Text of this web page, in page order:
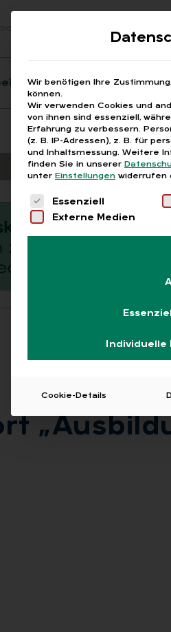
Fragen
Wir benötigen Ihre
können.
Wir verwenden Cookies und
von ihnen sind essenziell,
Erfahrung zu verbessern.
(z. B. IP-Adressen), z. B. für
und Inhaltsmessung. Weitere
finden Sie in unserer
unter Einstellungen widerrufen
Es folgt eine Liste der
Essenziell
Externe Medien
Cookie-Details